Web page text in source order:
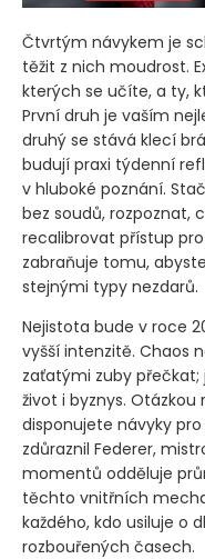
Čtvrtým návykem je
těžit z nich moudrost.
kterých se učíte, a ty,
První druh je vaším
druhý se stává klecí
budují praxi týdenní
v hluboké poznání.
bez soudů, rozpoznat,
recalibrovat přístup
zabraňuje tomu,
stejnými typy nezdarů.
Nejistota bude v roce
vyšší intenzitě. Chaos
zaťatými zuby
život i byznys.
disponujete návyky
zdůraznil Federer,
momentů odděluje
těchto vnitřních
každého, kdo usiluje o
rozbouřených časech.